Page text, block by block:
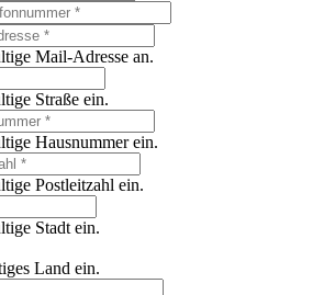
Mail-Adresse an.
Straße ein.
Hausnummer ein.
Postleitzahl ein.
Stadt ein.
Land ein.